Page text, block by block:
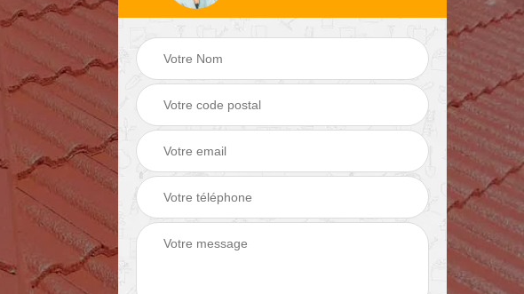
Peintre intérieur 54
Nettoyage de
façade 54
Peinture et
décapage de volet
54